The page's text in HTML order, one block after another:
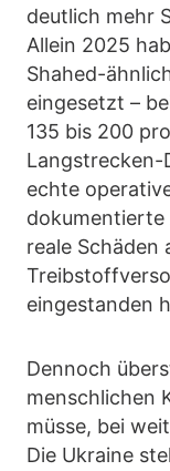
deutlich mehr
Allein 2025
Shahed-
eingesetzt –
135 bis 200
Langstrecken-
echte
reale Schäden
eingestanden
Dennoch
menschlichen
müsse, bei
Die Ukraine